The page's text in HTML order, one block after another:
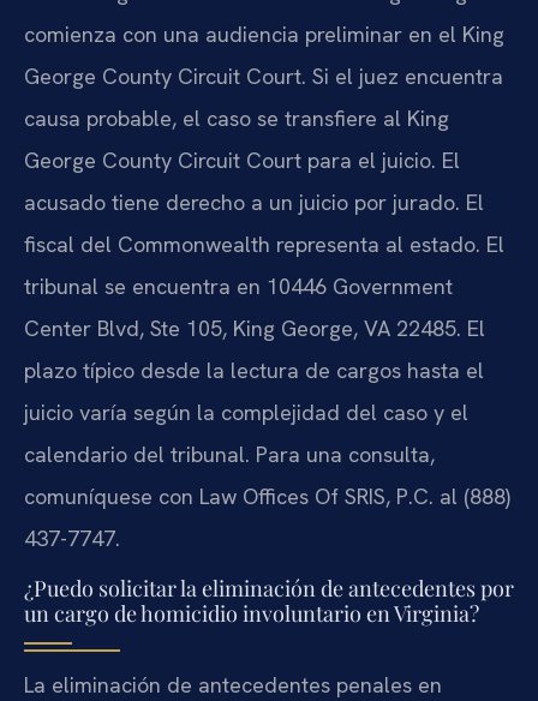
comienza con una audiencia preliminar en el King
George County Circuit Court. Si el juez encuentra
causa probable, el caso se transfiere al King
George County Circuit Court para el juicio. El
acusado tiene derecho a un juicio por jurado. El
fiscal del Commonwealth representa al estado. El
tribunal se encuentra en 10446 Government
Center Blvd, Ste 105, King George, VA 22485. El
plazo típico desde la lectura de cargos hasta el
juicio varía según la complejidad del caso y el
calendario del tribunal. Para una consulta,
comuníquese con Law Offices Of SRIS, P.C. al (888)
437-7747.
¿Puedo solicitar la eliminación de antecedentes por
un cargo de homicidio involuntario en Virginia?
La eliminación de antecedentes penales en